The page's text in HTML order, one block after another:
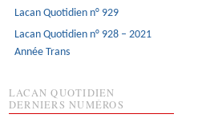
Lacan Quotidien n° 929
Lacan Quotidien n° 928 – 2021
Année Trans
LACAN QUOTIDIEN
DERNIERS NUMÉROS